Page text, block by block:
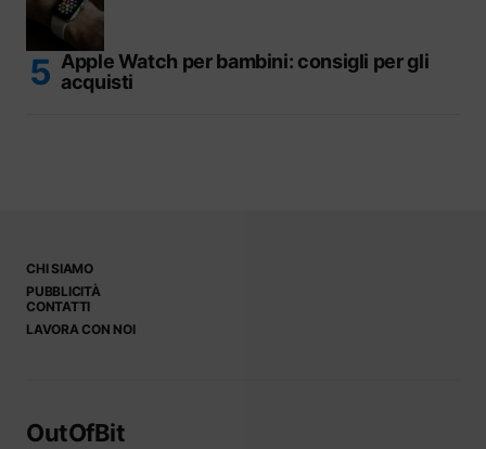
Apple Watch per bambini: consigli per gli
acquisti
CHI SIAMO
PUBBLICITÀ
CONTATTI
LAVORA CON NOI
OutOfBit